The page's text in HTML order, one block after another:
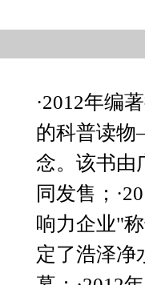
·2012年编
的科普读
念。该书由
同发售；
响力企业"
定了浩泽净